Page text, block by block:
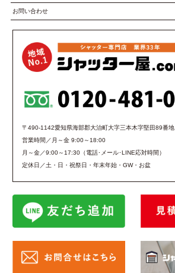
お問い合わせ
〒490-1142愛知県海部郡大治町大字三本木字堅田89番地
営業時間／月～金 9:00～18:00
月～金／9:00～17:30（電話･メール･LINE応対時間）
定休日／土・日・祝祭日・年末年始・GW・お盆